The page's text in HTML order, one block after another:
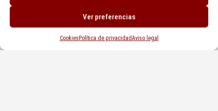
Ver preferencias
Cookies Política de privacidadAviso legal
LA ERA DIGITAL EN TU VIVIENDA
SEPTIEMBRE 29, 2023